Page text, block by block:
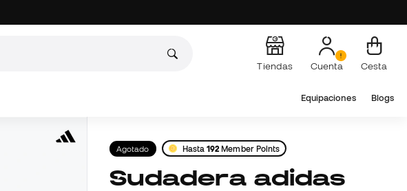
Tiendas Cuenta Cesta
Equipaciones Blogs
Agotado Hasta192 Member Points
Sudadera adidas